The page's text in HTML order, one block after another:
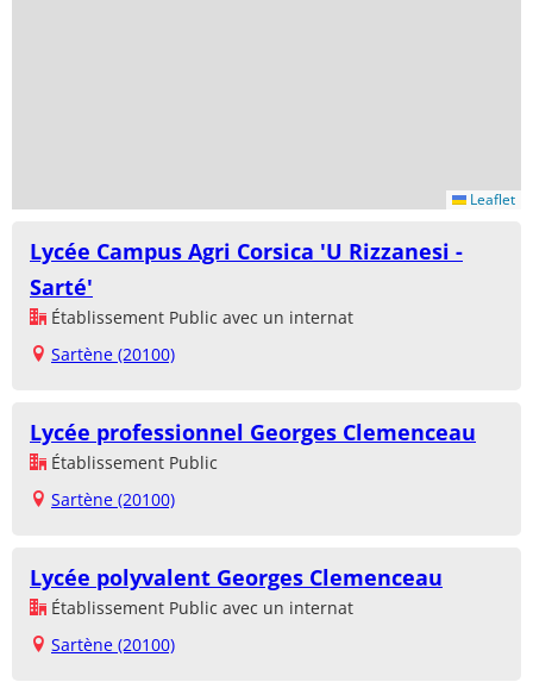
Leaflet
Lycée Campus Agri Corsica 'U Rizzanesi -
Sarté'
Établissement Public avec un internat
Sartène (20100)
Lycée professionnel Georges Clemenceau
Établissement Public
Sartène (20100)
Lycée polyvalent Georges Clemenceau
Établissement Public avec un internat
Sartène (20100)